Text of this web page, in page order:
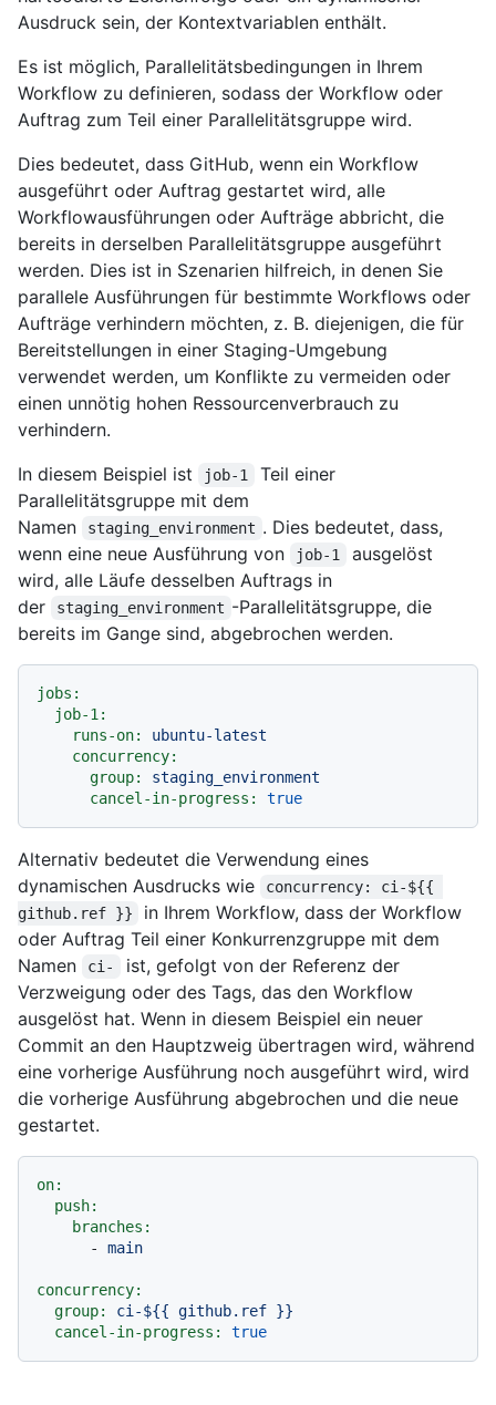
Ausdruck sein, der Kontextvariablen enthält.
Es ist möglich, Parallelitätsbedingungen in Ihrem
Workflow zu definieren, sodass der Workflow oder
Auftrag zum Teil einer Parallelitätsgruppe wird.
Dies bedeutet, dass GitHub, wenn ein Workflow
ausgeführt oder Auftrag gestartet wird, alle
Workflowausführungen oder Aufträge abbricht, die
bereits in derselben Parallelitätsgruppe ausgeführt
werden. Dies ist in Szenarien hilfreich, in denen Sie
parallele Ausführungen für bestimmte Workflows oder
Aufträge verhindern möchten, z. B. diejenigen, die für
Bereitstellungen in einer Staging-Umgebung
verwendet werden, um Konflikte zu vermeiden oder
einen unnötig hohen Ressourcenverbrauch zu
verhindern.
In diesem Beispiel ist
job-1
Teil einer
Parallelitätsgruppe mit dem
Namen
staging_environment . Dies bedeutet, dass,
wenn eine neue Ausführung von
job-1
ausgelöst
wird, alle Läufe desselben Auftrags in
der
staging_environment -Parallelitätsgruppe, die
bereits im Gange sind, abgebrochen werden.
jobs:
job-1:
runs-on:
ubuntu-latest
concurrency:
group:
staging_environment
cancel-in-progress:
true
Alternativ bedeutet die Verwendung eines
dynamischen Ausdrucks wie
concurrency: ci-${{
github.ref }}
in Ihrem Workflow, dass der Workflow
oder Auftrag Teil einer Konkurrenzgruppe mit dem
Namen
ci-
ist, gefolgt von der Referenz der
Verzweigung oder des Tags, das den Workflow
ausgelöst hat. Wenn in diesem Beispiel ein neuer
Commit an den Hauptzweig übertragen wird, während
eine vorherige Ausführung noch ausgeführt wird, wird
die vorherige Ausführung abgebrochen und die neue
gestartet.
on:
push:
branches:
-
main
concurrency:
group:
ci-${{ github.ref }}
cancel-in-progress:
true